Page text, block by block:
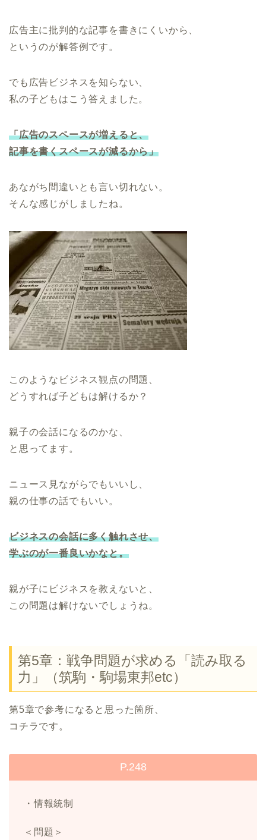
広告主に批判的な記事を書きにくいから、
というのが解答例です。
でも広告ビジネスを知らない、
私の子どもはこう答えました。
「広告のスペースが増えると、
記事を書くスペースが減るから」
あながち間違いとも言い切れない。
そんな感じがしましたね。
このようなビジネス観点の問題、
どうすれば子どもは解けるか？
親子の会話になるのかな、
と思ってます。
ニュース見ながらでもいいし、
親の仕事の話でもいい。
ビジネスの会話に多く触れさせ、
学ぶのが一番良いかなと。
親が子にビジネスを教えないと、
この問題は解けないでしょうね。
第5章：戦争問題が求める「読み取る
力」（筑駒・駒場東邦etc）
第5章で参考になると思った箇所、
コチラです。
P.248
・情報統制
＜問題＞